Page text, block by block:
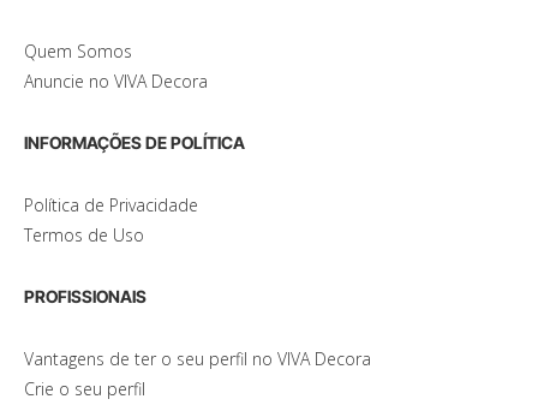
Quem Somos
Anuncie no VIVA Decora
INFORMAÇÕES DE POLÍTICA
Política de Privacidade
Termos de Uso
PROFISSIONAIS
Vantagens de ter o seu perfil no VIVA Decora
Crie o seu perfil